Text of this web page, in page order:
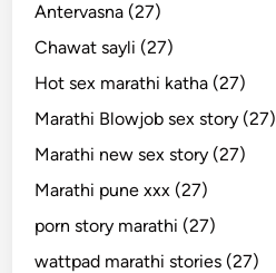
Antervasna (27)
Chawat sayli (27)
Hot sex marathi katha (27)
Marathi Blowjob sex story (27)
Marathi new sex story (27)
Marathi pune xxx (27)
porn story marathi (27)
wattpad marathi stories (27)